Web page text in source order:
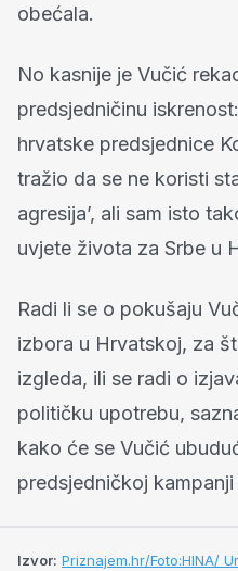
obećala.
No kasnije je Vučić
predsjedničinu
hrvatske predsjednice
tražio da se ne koristi
agresija’, ali sam isto
uvjete života za Srbe u
Radi li se o pokušaju
izbora u Hrvatskoj, za
izgleda, ili se radi o
političku upotrebu,
kako će se Vučić
predsjedničkoj
Izvor: Priznajem.hr/Foto:HINA/